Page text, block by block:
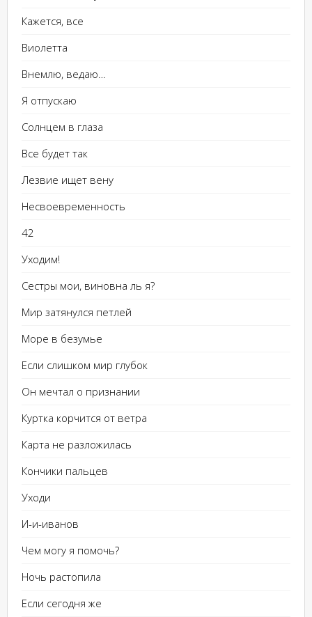
Кажется, все
Виолетта
Внемлю, ведаю…
Я отпускаю
Солнцем в глаза
Все будет так
Лезвие ищет вену
Несвоевременность
42
Уходим!
Сестры мои, виновна ль я?
Мир затянулся петлей
Море в безумье
Если слишком мир глубок
Он мечтал о признании
Куртка корчится от ветра
Карта не разложилась
Кончики пальцев
Уходи
И-и-иванов
Чем могу я помочь?
Ночь растопила
Если сегодня же